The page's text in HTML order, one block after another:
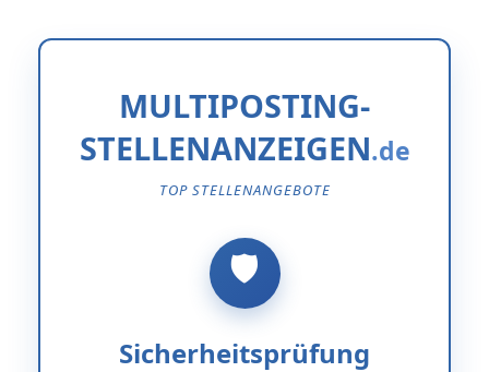
MULTIPOSTING-
STELLENANZEIGEN
TOP STELLENANGEBOTE
Sicherheitsprüfung